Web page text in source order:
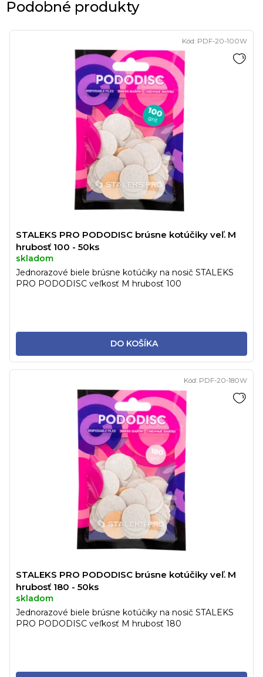
Podobné produkty
STALEKS PRO PODODISC brúsne kotúčiky veľ. M
hrubosť 100 - 50ks
skladom
DO KOŠÍKA
Jednorazové biele brúsne kotúčiky na nosič STALEKS
PRO PODODISC veľkosť M hrubosť 100
Kód: PDF-20-100W
STALEKS PRO PODODISC brúsne kotúčiky veľ. M
hrubosť 180 - 50ks
skladom
Jednorazové biele brúsne kotúčiky na nosič STALEKS
PRO PODODISC veľkosť M hrubosť 180
Kód: PDF-20-180W